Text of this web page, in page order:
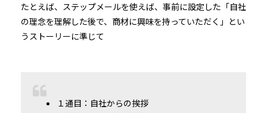
たとえば、ステップメールを使えば、事前に設定した「自社
の理念を理解した後で、商材に興味を持っていただく」とい
うストーリーに準じて
１通目：自社からの挨拶